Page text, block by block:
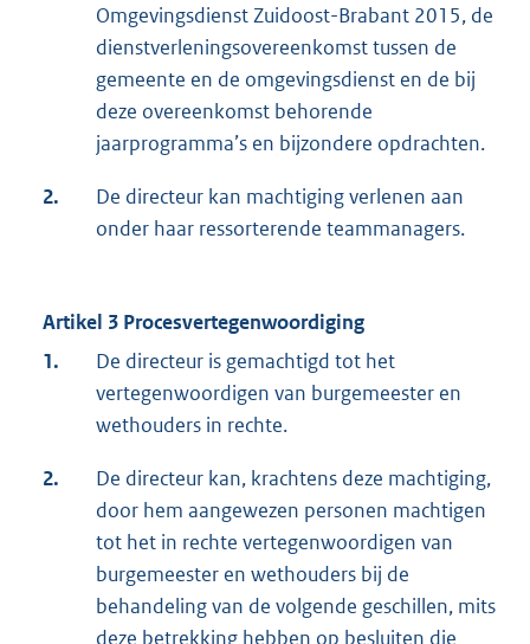
Omgevingsdienst Zuidoost-Brabant 2015, de
dienstverleningsovereenkomst tussen de
gemeente en de omgevingsdienst en de bij
deze overeenkomst behorende
jaarprogramma’s en bijzondere opdrachten.
2.
De directeur kan machtiging verlenen aan
onder haar ressorterende teammanagers.
Artikel 3 Procesvertegenwoordiging
1.
De directeur is gemachtigd tot het
vertegenwoordigen van burgemeester en
wethouders in rechte.
2.
De directeur kan, krachtens deze machtiging,
door hem aangewezen personen machtigen
tot het in rechte vertegenwoordigen van
burgemeester en wethouders bij de
behandeling van de volgende geschillen, mits
deze betrekking hebben op besluiten die